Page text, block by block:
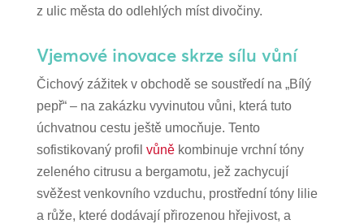
z ulic města do odlehlých míst divočiny.
Vjemové inovace skrze sílu vůní
Čichový zážitek v obchodě se soustředí na „Bílý
pepř“ – na zakázku vyvinutou vůni, která tuto
úchvatnou cestu ještě umocňuje. Tento
sofistikovaný profil vůněkombinuje vrchní tóny
zeleného citrusu a bergamotu, jež zachycují
svěžest venkovního vzduchu, prostřední tóny lilie
a růže, které dodávají přirozenou hřejivost, a